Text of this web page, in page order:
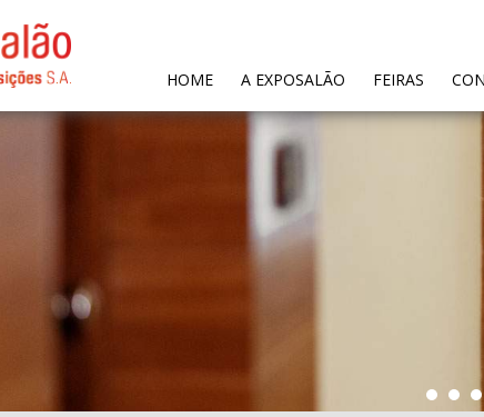
HOME(CURRENT)
A EXPOSALÃO FEIRAS